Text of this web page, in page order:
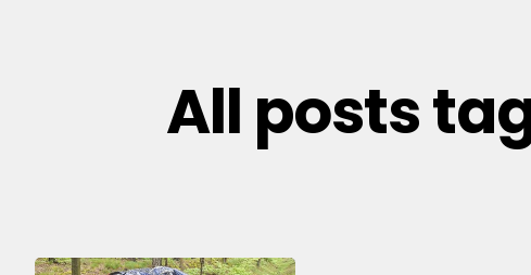
All posts